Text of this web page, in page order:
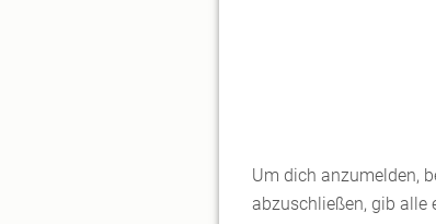
Um dich anzumelden,
abzuschließen, gib alle